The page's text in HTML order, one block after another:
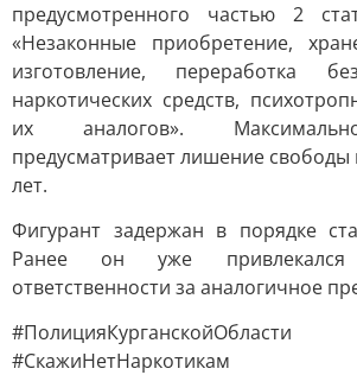
предусмотренного частью 2
«Незаконные приобретение,
изготовление, переработка
наркотических средств,
их аналогов».
предусматривает лишение свободы
лет.
Фигурант задержан в порядке
Ранее он уже
ответственности за аналогичное
#СкажиНетНаркотикам